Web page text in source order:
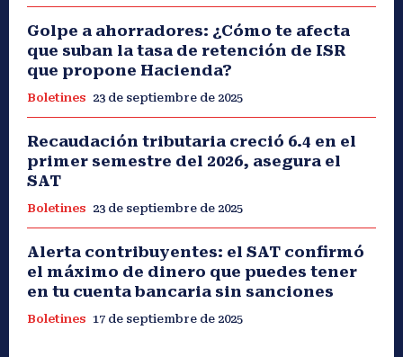
Golpe a ahorradores: ¿Cómo te afecta
que suban la tasa de retención de ISR
que propone Hacienda?
Boletines 23 de septiembre de 2025
Recaudación tributaria creció 6.4 en el
primer semestre del 2026, asegura el
SAT
Boletines 23 de septiembre de 2025
Alerta contribuyentes: el SAT confirmó
el máximo de dinero que puedes tener
en tu cuenta bancaria sin sanciones
Boletines 17 de septiembre de 2025